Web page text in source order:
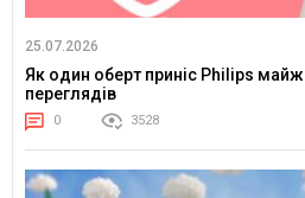
25.07.2026
Як один оберт приніс Philips
переглядів
0 3528